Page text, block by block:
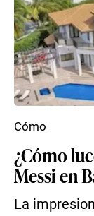
¿Cómo
Messi en
La
Cómo